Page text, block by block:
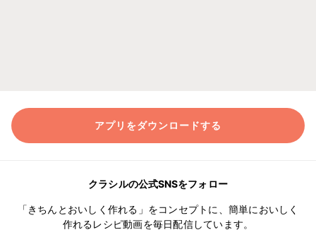
アプリをダウンロードする
クラシルの公式SNSをフォロー
「きちんとおいしく作れる」をコンセプトに、簡単においしく
作れるレシピ動画を毎日配信しています。